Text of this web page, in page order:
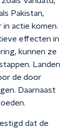
Pakistan,
in actie komen.
effecten in
kunnen ze
Landen
de door
Daarnaast
dat de